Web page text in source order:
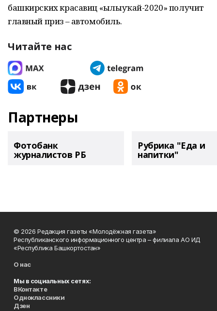
башкирских красавиц «Һылыуҡай-2020» получит
главный приз – автомобиль.
Читайте нас
Партнеры
Фотобанк
журналистов РБ
Рубрика "Еда и
напитки"
© 2026 Редакция газеты «Молодёжная газета»
Республиканского информационного центра – филиала АО ИД
«Республика Башкортостан»
О нас
Мы в социальных сетях:
ВКонтакте
Одноклассники
Дзен